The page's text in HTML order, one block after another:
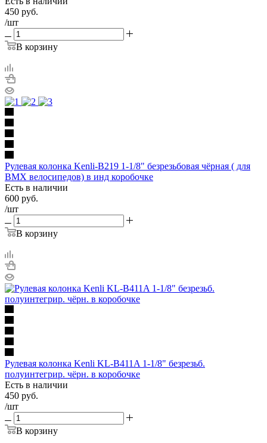
450 руб.
/шт
В корзину
Рулевая колонка Kenli-B219 1-1/8" безрезьбовая чёрная ( для
BMX велосипедов) в инд коробочке
Есть в наличии
600 руб.
/шт
В корзину
Рулевая колонка Kenli KL-B411A 1-1/8" безрезьб.
полуинтегрир. чёрн. в коробочке
Есть в наличии
450 руб.
/шт
В корзину